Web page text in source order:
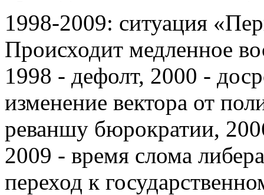
1998-2009: ситуация
Происходит медленное
1998 - дефолт, 2000 -
изменение вектора от
реваншу бюрократии,
2009 - время слома
переход к